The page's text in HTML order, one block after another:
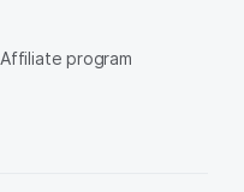
Affiliate program